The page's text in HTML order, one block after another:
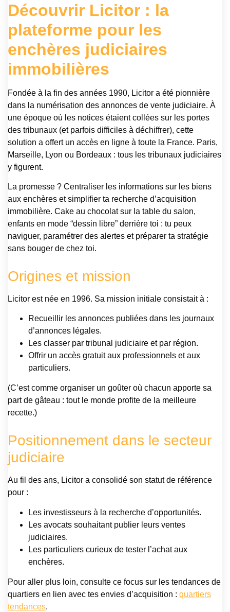
Découvrir Licitor : la
plateforme pour les
enchères judiciaires
immobilières
Fondée à la fin des années 1990, Licitor a été pionnière
dans la numérisation des annonces de vente judiciaire. À
une époque où les notices étaient collées sur les portes
des tribunaux (et parfois difficiles à déchiffrer), cette
solution a offert un accès en ligne à toute la France. Paris,
Marseille, Lyon ou Bordeaux : tous les tribunaux judiciaires
y figurent.
La promesse ? Centraliser les informations sur les biens
aux enchères et simplifier ta recherche d’acquisition
immobilière. Cake au chocolat sur la table du salon,
enfants en mode “dessin libre” derrière toi : tu peux
naviguer, paramétrer des alertes et préparer ta stratégie
sans bouger de chez toi.
Origines et mission
Licitor est née en 1996. Sa mission initiale consistait à :
Recueillir les annonces publiées dans les journaux
d’annonces légales.
Les classer par tribunal judiciaire et par région.
Offrir un accès gratuit aux professionnels et aux
particuliers.
(C’est comme organiser un goûter où chacun apporte sa
part de gâteau : tout le monde profite de la meilleure
recette.)
Positionnement dans le secteur
judiciaire
Au fil des ans, Licitor a consolidé son statut de référence
pour :
Les investisseurs à la recherche d’opportunités.
Les avocats souhaitant publier leurs ventes
judiciaires.
Les particuliers curieux de tester l’achat aux
enchères.
Pour aller plus loin, consulte ce focus sur les tendances de
quartiers en lien avec tes envies d’acquisition : quartiers
tendances.